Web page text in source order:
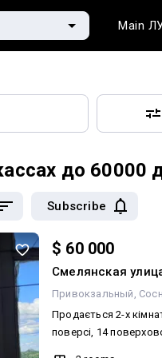
Main
до 60000
Subscribe
$ 60 000
Смелянская
Привокзальный
Продається 2-х
поверсі, 14
будинку, район ПЗР,